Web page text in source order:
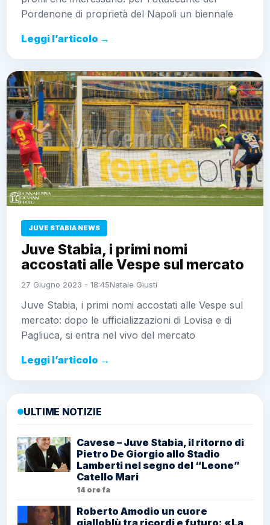
Pordenone di proprietà del Napoli un biennale
Leggi l’articolo →
JUVE STABIA NEWS
Juve Stabia, i primi nomi
accostati alle Vespe sul mercato
27 Giugno 2023 - 18:45Natale Giusti
Juve Stabia, i primi nomi accostati alle Vespe sul
mercato: dopo le ufficializzazioni di Lovisa e di
Pagliuca, si entra nel vivo del mercato
Leggi l’articolo →
ULTIME NOTIZIE
Cavese – Juve Stabia, il ritorno di
Pietro De Giorgio allo Stadio
Lamberti nel segno del “Leone”
Catello Mari
14 ore fa
Roberto Amodio un cuore
gialloblù tra ricordi e futuro: «La